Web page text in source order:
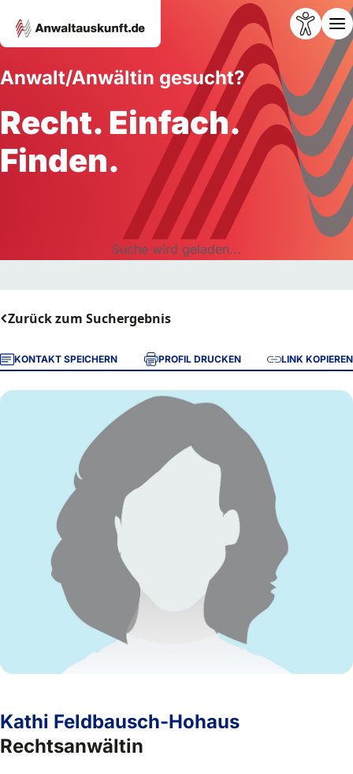
Anwalt/Anwältin gesucht?
Recht. Einfach.
Finden.
Suche wird geladen...
Zurück zum Suchergebnis
KONTAKT SPEICHERN PROFIL DRUCKEN LINK KOPIEREN
Kathi Feldbausch-Hohaus
Rechtsanwältin